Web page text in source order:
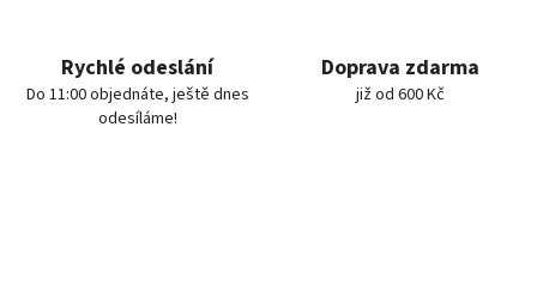
Rychlé odeslání
Do 11:00 objednáte, ještě dnes
odesíláme!
Doprava zdarma
již od 600 Kč